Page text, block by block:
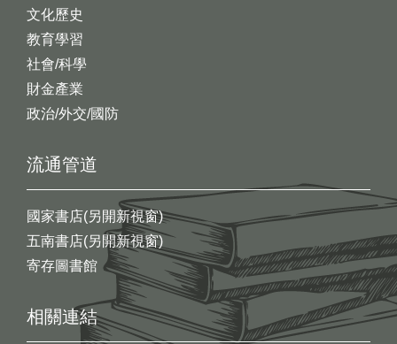
文化歷史
教育學習
社會/科學
財金產業
政治/外交/國防
流通管道
國家書店(另開新視窗)
五南書店(另開新視窗)
寄存圖書館
相關連結